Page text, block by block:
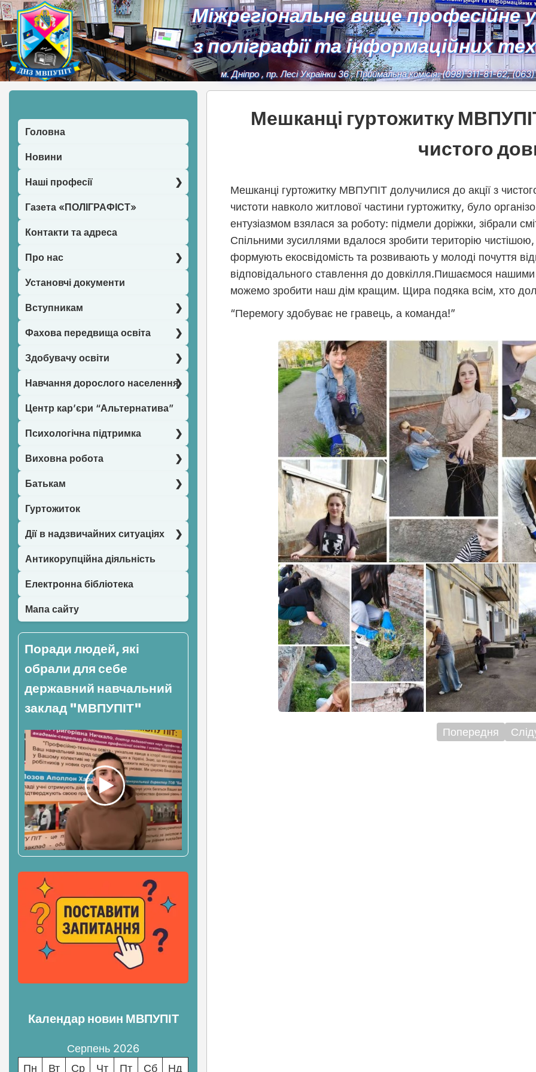
Міжрегіональне вище професійне
з поліграфії та інформаційних
м. Дніпро,пр. Лесі Українки 36, Приймальна комісія:(098) 311-81-62,
Головна
Новини
Наші професії
Газета «ПОЛІГРАФІСТ»
Контакти та адреса
Про нас
Установчі документи
Вступникам
Фахова передвища освіта
Здобувачу освіти
Навчання дорослого населення
Центр кар’єри “Альтернатива”
Психологічна підтримка
Виховна робота
Батькам
Гуртожиток
Дії в надзвичайних ситуаціях
Антикорупційна діяльність
Електронна бібліотека
Мапа сайту
Поради людей, які
обрали для себе
державний навчальний
заклад "МВПУПІТ"
Календар новин МВПУПІТ
Серпень 2026
Пн
Вт Ср Чт Пт Сб
Нд
Мешканці гуртожитку
чистого
Мешканці гуртожитку МВПУПІТ долучилися до акції з
чистоти навколо житлової частини гуртожитку, було
ентузіазмом взялася за роботу: підмели доріжки, зібрали
Спільними зусиллями вдалося зробити територію чистішою,
формують екосвідомість та розвивають у молоді почуття
відповідального ставлення до довкілля.Пишаємося
можемо зробити наш дім кращим. Щира подяка всім, хто
“Перемогу здобуває не гравець, а команда!”
Попередня